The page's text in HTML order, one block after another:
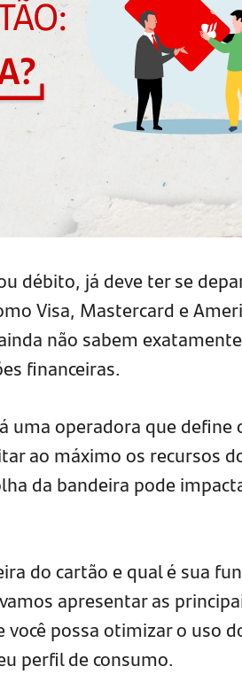
débito, já deve ter se
Visa, Mastercard e
não sabem
financeiras.
uma operadora que define
ao máximo os recursos
da bandeira pode
do cartão e qual é sua
apresentar as
possa otimizar o uso
perfil de consumo.